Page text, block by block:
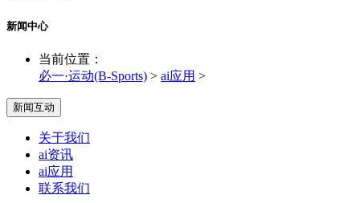
新闻中心
当前位置：
必一·运动(B-Sports) > ai应用 >
新闻互动
关于我们
ai资讯
ai应用
联系我们